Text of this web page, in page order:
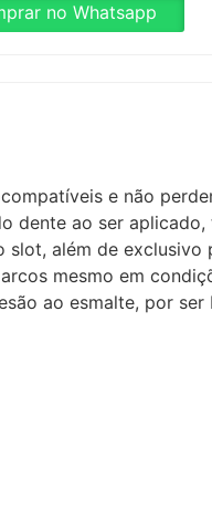
no Whatsapp
e não
dente ao ser
além de
mesmo em
ao esmalte, por ser